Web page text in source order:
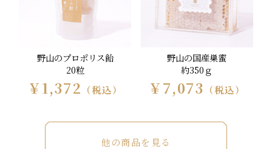
野山のプロポリス飴
20粒
￥1,372 （税込）
野山の国産巣蜜
約350ｇ
￥7,073 （税込）
他の商品を見る